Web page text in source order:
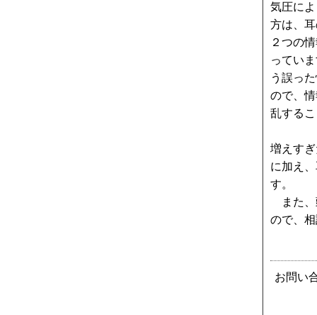
気圧に
方は、
２つの
ってい
う誤っ
ので、
乱する
増えす
に加え
す。
また、
ので
お問い